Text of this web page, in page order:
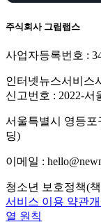
주식회사 그립랩스
사업자등록번호 :
인터넷뉴스서비스
신고번호 : 2022-서
서울특별시 영등포
딩)
이메일 :
청소년 보호정책(
서비스 이용 약관
열 원칙